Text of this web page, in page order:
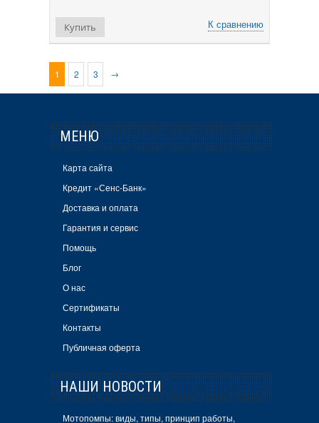
К сравнению
Купить
1 2 3 →
МЕНЮ
Карта сайта
Кредит «Сенс-Банк»
Доставка и оплата
Гарантия и сервис
Помощь
Блог
О нас
Сертификаты
Контакты
Публичная оферта
НАШИ НОВОСТИ
Мотопомпы: виды, типы, принцип работы,